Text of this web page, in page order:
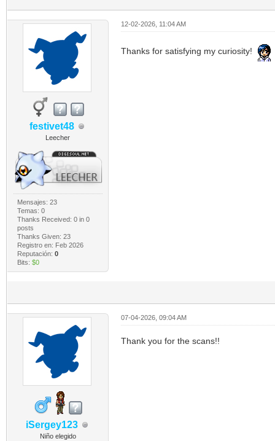
festivet48
Leecher
Mensajes: 23
Temas: 0
Thanks Received: 0in 0
posts
Thanks Given: 23
Registro en: Feb 2026
Reputación: 0
Bits: $0
12-02-2026, 11:04 AM
Thanks for satisfying my curiosity!
iSergey123
Niño elegido
07-04-2026, 09:04 AM
Thank you for the scans!!